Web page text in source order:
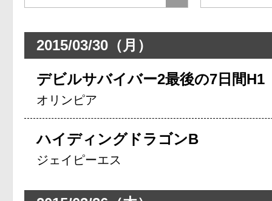
2015/03/30（月）
デビルサバイバー2最後の7日間H1
オリンピア
ハイディングドラゴンB
ジェイピーエス